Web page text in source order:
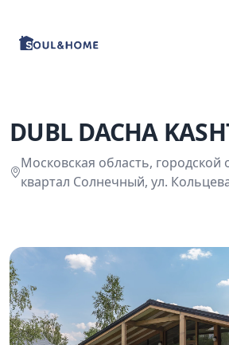
DUBL DACHA
Московская область, городской
квартал Солнечный, ул.